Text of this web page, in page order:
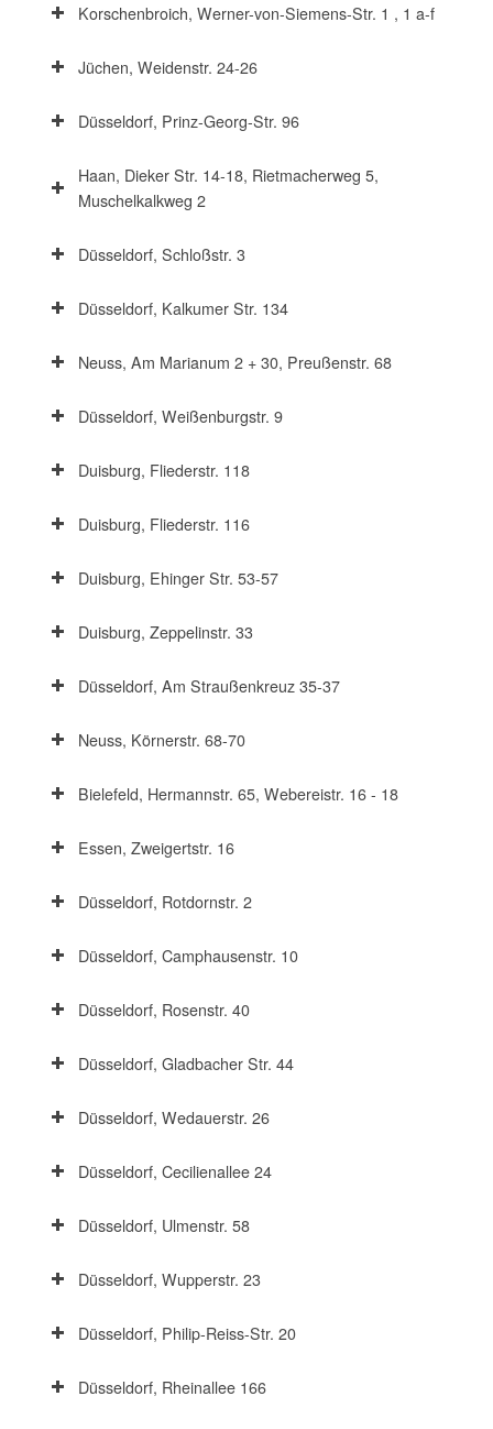
Korschenbroich, Werner-von-Siemens-Str. 1 , 1 a-f
Jüchen, Weidenstr. 24-26
Düsseldorf, Prinz-Georg-Str. 96
Haan, Dieker Str. 14-18, Rietmacherweg 5,
Muschelkalkweg 2
Düsseldorf, Schloßstr. 3
Düsseldorf, Kalkumer Str. 134
Neuss, Am Marianum 2 + 30, Preußenstr. 68
Düsseldorf, Weißenburgstr. 9
Duisburg, Fliederstr. 118
Duisburg, Fliederstr. 116
Duisburg, Ehinger Str. 53-57
Duisburg, Zeppelinstr. 33
Düsseldorf, Am Straußenkreuz 35-37
Neuss, Körnerstr. 68-70
Bielefeld, Hermannstr. 65, Webereistr. 16 - 18
Essen, Zweigertstr. 16
Düsseldorf, Rotdornstr. 2
Düsseldorf, Camphausenstr. 10
Düsseldorf, Rosenstr. 40
Düsseldorf, Gladbacher Str. 44
Düsseldorf, Wedauerstr. 26
Düsseldorf, Cecilienallee 24
Düsseldorf, Ulmenstr. 58
Düsseldorf, Wupperstr. 23
Düsseldorf, Philip-Reiss-Str. 20
Düsseldorf, Rheinallee 166